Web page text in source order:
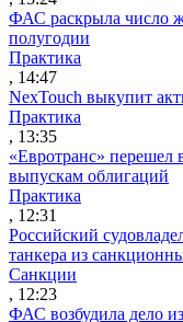
ФАС раскрыла число
полугодии
Практика
, 14:47
NexTouch выкупит
Практика
, 13:35
«Евротранс»
выпускам облигаций
Практика
, 12:31
Российский
танкера из
Санкции
, 12:23
ФАС возбудила дело